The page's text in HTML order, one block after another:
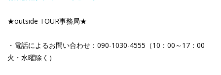
★outside TOUR事務局★
・電話によるお問い合わせ：090-1030-4555（10：00～17：00
火・水曜除く）